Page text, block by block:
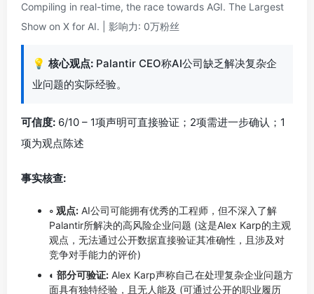
Compiling in real-time, the race towards AGI. The Largest
Show on X for AI. | 影响力: 0万粉丝
💡 核心观点: Palantir CEO称AI公司缺乏解决复杂企
业问题的实际经验。
可信度: 6/10 – 1项声明可直接验证；2项需进一步确认；1
项为观点陈述
事实核查:
◦ 观点: AI公司可能拥有优秀的工程师，但不深入了解
Palantir所解决的高风险企业问题 (这是Alex Karp的主观
观点，无法通过公开数据直接验证其准确性，且涉及对
竞争对手能力的评价)
◐ 部分可验证: Alex Karp声称自己在处理复杂企业问题方
面具有独特经验，且无人能及 (可通过公开的职业履历